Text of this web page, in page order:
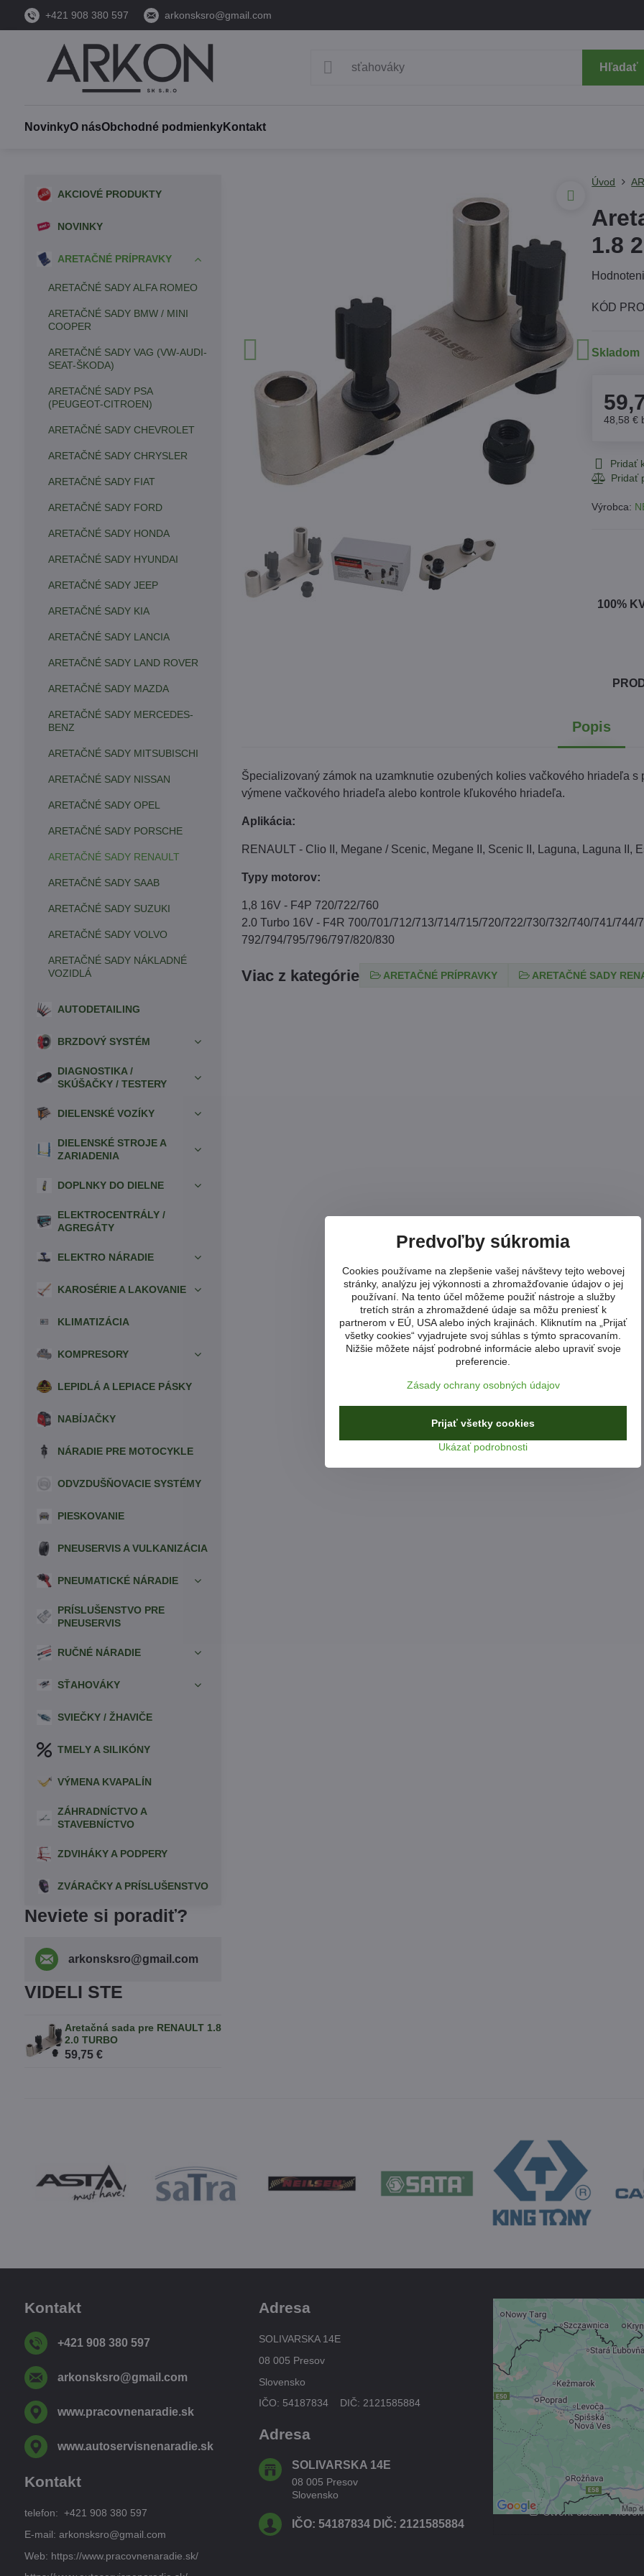
+421 908 380 597 arkonsksro@gmail.com
Hľadať
NovinkyO násObchodné podmienkyKontakt
Úvod
1.8
KÓD
Skladom
48,58 €
Pridať
Výrobca:
100%
Popis
Špecializovaný zámok na uzamknutie ozubených kolies vačkového hriadeľa
výmene vačkového hriadeľa alebo kontrole kľukového hriadeľa.
Aplikácia:
RENAULT - Clio II, Megane / Scenic, Megane II, Scenic II, Laguna, Laguna II,
Typy motorov:
1,8 16V - F4P 720/722/760
2.0 Turbo 16V - F4R 700/701/712/713/714/715/720/722/730/732/740/741/
792/794/795/796/797/820/830
Viac z kategórie ARETAČNÉ PRÍPRAVKY ARETAČNÉ SADY
AKCIOVÉ PRODUKTY
NOVINKY
ARETAČNÉ PRÍPRAVKY
ARETAČNÉ SADY ALFA ROMEO
ARETAČNÉ SADY BMW / MINI
COOPER
ARETAČNÉ SADY VAG (VW-AUDI-
SEAT-ŠKODA)
ARETAČNÉ SADY PSA
(PEUGEOT-CITROEN)
ARETAČNÉ SADY CHEVROLET
ARETAČNÉ SADY CHRYSLER
ARETAČNÉ SADY FIAT
ARETAČNÉ SADY FORD
ARETAČNÉ SADY HONDA
ARETAČNÉ SADY HYUNDAI
ARETAČNÉ SADY JEEP
ARETAČNÉ SADY KIA
ARETAČNÉ SADY LANCIA
ARETAČNÉ SADY LAND ROVER
ARETAČNÉ SADY MAZDA
ARETAČNÉ SADY MERCEDES-
BENZ
ARETAČNÉ SADY MITSUBISCHI
ARETAČNÉ SADY NISSAN
ARETAČNÉ SADY OPEL
ARETAČNÉ SADY PORSCHE
ARETAČNÉ SADY RENAULT
ARETAČNÉ SADY SAAB
ARETAČNÉ SADY SUZUKI
ARETAČNÉ SADY VOLVO
ARETAČNÉ SADY NÁKLADNÉ
VOZIDLÁ
AUTODETAILING
BRZDOVÝ SYSTÉM
DIAGNOSTIKA /
SKÚŠAČKY / TESTERY
DIELENSKÉ VOZÍKY
DIELENSKÉ STROJE A
ZARIADENIA
DOPLNKY DO DIELNE
ELEKTROCENTRÁLY /
AGREGÁTY
ELEKTRO NÁRADIE
KAROSÉRIE A LAKOVANIE
KLIMATIZÁCIA
KOMPRESORY
LEPIDLÁ A LEPIACE PÁSKY
NABÍJAČKY
NÁRADIE PRE MOTOCYKLE
ODVZDUŠŇOVACIE SYSTÉMY
PIESKOVANIE
PNEUSERVIS A VULKANIZÁCIA
PNEUMATICKÉ NÁRADIE
PRÍSLUŠENSTVO PRE
PNEUSERVIS
RUČNÉ NÁRADIE
SŤAHOVÁKY
SVIEČKY / ŽHAVIČE
TMELY A SILIKÓNY
VÝMENA KVAPALÍN
ZÁHRADNÍCTVO A
STAVEBNÍCTVO
ZDVIHÁKY A PODPERY
ZVÁRAČKY A PRÍSLUŠENSTVO
Neviete si poradiť?
arkonsksro​@gmail​.com
VIDELI STE
Aretačná sada pre RENAULT 1.8
2.0 TURBO
59,75 €
Kontakt
+421 908 380 597
arkonsksro​@gmail​.com
www​.pracovnenaradie​.sk
www​.autoservisnenaradie​.sk
Kontakt
telefon: +421 908 380 597
E-mail: arkonsksro@gmail.com
Web: https://www.pracovnenaradie.sk/
Adresa
SOLIVARSKA 14E
08 005 Presov
Slovensko
IČO: 54187834 DIČ: 2121585884
Adresa
SOLIVARSKA 14E
08 005 Presov
Slovensko
IČO: 54187834 DIČ: 2121585884
Externý obsah
blokovaný
Prajete si načítať externý
Povoliť tentokrát
Povoliť a zapamätať -
druhom cookie:
Otvoriť obsah v
Predvoľby súkromia
Cookies používame na zlepšenie vašej návštevy tejto webovej
stránky, analýzu jej výkonnosti a zhromažďovanie údajov o jej
používaní. Na tento účel môžeme použiť nástroje a služby
tretích strán a zhromaždené údaje sa môžu preniesť k
partnerom v EÚ, USA alebo iných krajinách. Kliknutím na „Prijať
všetky cookies“ vyjadrujete svoj súhlas s týmto spracovaním.
Nižšie môžete nájsť podrobné informácie alebo upraviť svoje
preferencie.
Zásady ochrany osobných údajov
Ukázať podrobnosti
Prijať všetky cookies